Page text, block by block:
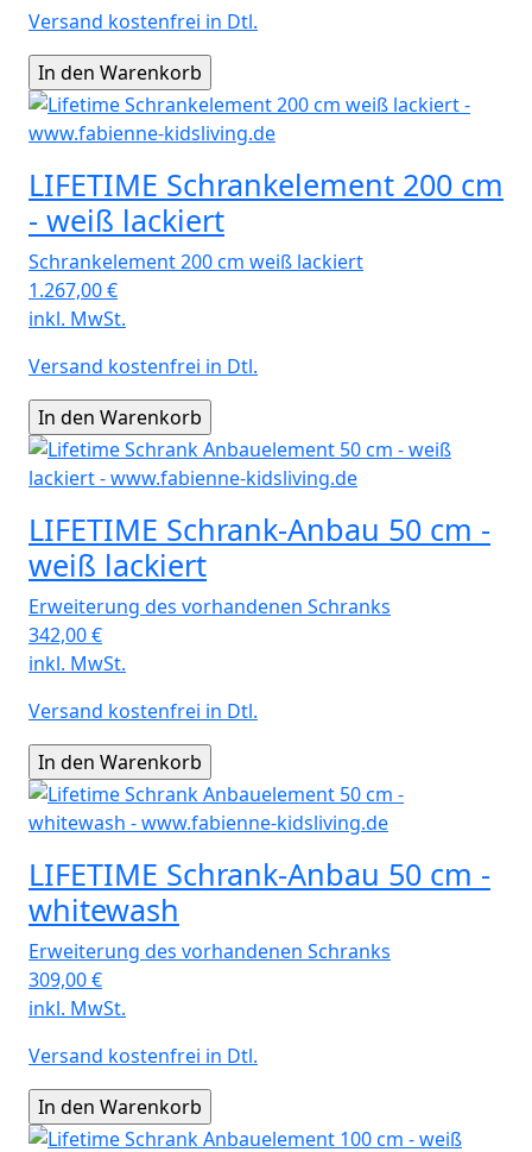
Versand kostenfrei in Dtl.
LIFETIME Schrankelement 200 cm
- weiß lackiert
Schrankelement 200 cm weiß lackiert
1.267,00€
inkl. MwSt.
Versand kostenfrei in Dtl.
LIFETIME Schrank-Anbau 50 cm -
weiß lackiert
Erweiterung des vorhandenen Schranks
342,00€
inkl. MwSt.
Versand kostenfrei in Dtl.
LIFETIME Schrank-Anbau 50 cm -
whitewash
Erweiterung des vorhandenen Schranks
309,00€
inkl. MwSt.
Versand kostenfrei in Dtl.